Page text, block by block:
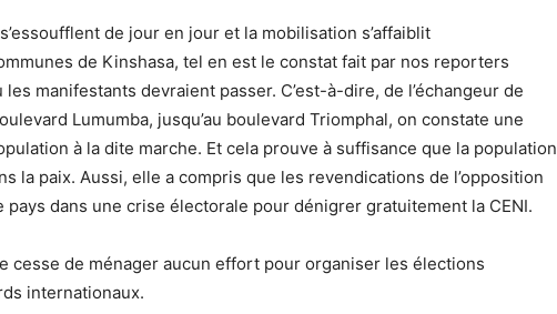
de jour en jour et la mobilisation s’affaiblit
de Kinshasa, tel en est le constat fait par nos reporters
manifestants devraient passer. C’est-à-dire, de l’échangeur de
Lumumba, jusqu’au boulevard Triomphal, on constate une
à la dite marche. Et cela prouve à suffisance que la population
la paix. Aussi, elle a compris que les revendications de l’opposition
pays dans une crise électorale pour dénigrer gratuitement la CENI.
cesse de ménager aucun effort pour organiser les élections
internationaux.